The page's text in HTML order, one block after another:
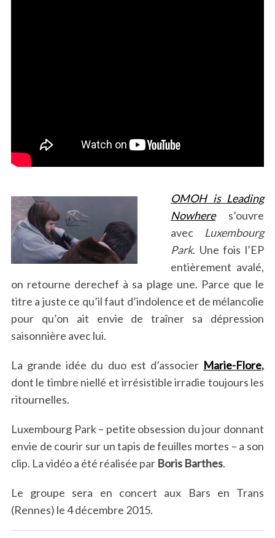
OMOH is Leading
Nowheres’ouvre
avec Luxembourg
Park. Une fois l’EP
entièrement avalé,
on retourne derechef à sa plage une. Parce que le
titre a juste ce qu’il faut d’indolence et de mélancolie
pour qu’on ait envie de traîner sa dépression
saisonnière avec lui.
La grande idée du duo est d’associer Marie-Flore,
dont le timbre niellé et irrésistible irradie toujours les
ritournelles.
Luxembourg Park – petite obsession du jour donnant
envie de courir sur un tapis de feuilles mortes – a son
clip. La vidéo a été réalisée par Boris Barthes.
Le groupe sera en concert aux Bars en Trans
(Rennes) le 4 décembre 2015.